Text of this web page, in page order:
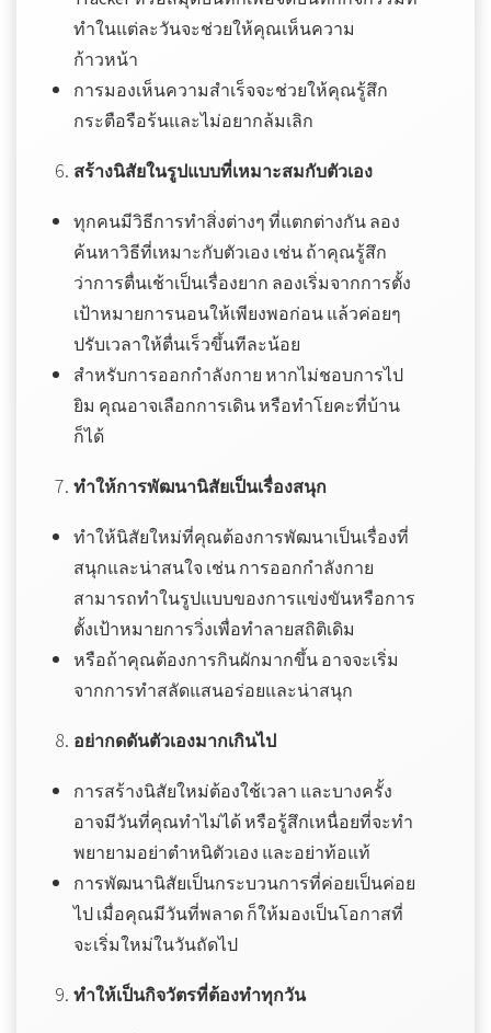
ทำในแต่ละวันจะช่วยให้คุณเห็นความ
ก้าวหน้า
การมองเห็นความสำเร็จจะช่วยให้คุณรู้สึก
กระตือรือร้นและไม่อยากล้มเลิก
สร้างนิสัยในรูปแบบที่เหมาะสมกับตัวเอง
ทุกคนมีวิธีการทำสิ่งต่างๆ ที่แตกต่างกัน ลอง
ค้นหาวิธีที่เหมาะกับตัวเอง เช่น ถ้าคุณรู้สึก
ว่าการตื่นเช้าเป็นเรื่องยาก ลองเริ่มจากการตั้ง
เป้าหมายการนอนให้เพียงพอก่อน แล้วค่อยๆ
ปรับเวลาให้ตื่นเร็วขึ้นทีละน้อย
สำหรับการออกกำลังกาย หากไม่ชอบการไป
ยิม คุณอาจเลือกการเดิน หรือทำโยคะที่บ้าน
ก็ได้
ทำให้การพัฒนานิสัยเป็นเรื่องสนุก
ทำให้นิสัยใหม่ที่คุณต้องการพัฒนาเป็นเรื่องที่
สนุกและน่าสนใจ เช่น การออกกำลังกาย
สามารถทำในรูปแบบของการแข่งขันหรือการ
ตั้งเป้าหมายการวิ่งเพื่อทำลายสถิติเดิม
หรือถ้าคุณต้องการกินผักมากขึ้น อาจจะเริ่ม
จากการทำสลัดแสนอร่อยและน่าสนุก
อย่ากดดันตัวเองมากเกินไป
การสร้างนิสัยใหม่ต้องใช้เวลา และบางครั้ง
อาจมีวันที่คุณทำไม่ได้ หรือรู้สึกเหนื่อยที่จะทำ
พยายามอย่าตำหนิตัวเอง และอย่าท้อแท้
การพัฒนานิสัยเป็นกระบวนการที่ค่อยเป็นค่อย
ไป เมื่อคุณมีวันที่พลาด ก็ให้มองเป็นโอกาสที่
จะเริ่มใหม่ในวันถัดไป
ทำให้เป็นกิจวัตรที่ต้องทำทุกวัน